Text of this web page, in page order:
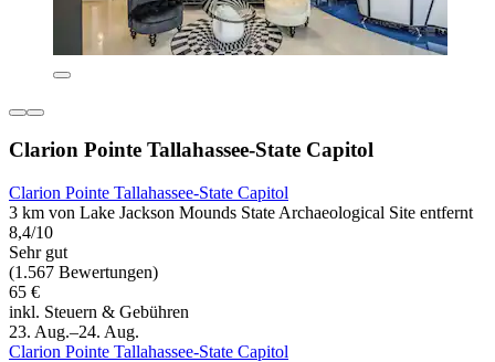
Clarion Pointe Tallahassee-State Capitol
Clarion Pointe Tallahassee-State Capitol
3 km von Lake Jackson Mounds State Archaeological Site entfernt
8,4/10
Sehr gut
(1.567 Bewertungen)
65 €
inkl. Steuern & Gebühren
23. Aug.–24. Aug.
Clarion Pointe Tallahassee-State Capitol